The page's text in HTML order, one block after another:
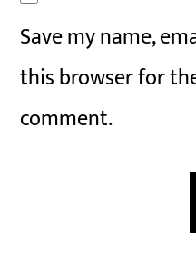
Save my name,
this browser for
comment.